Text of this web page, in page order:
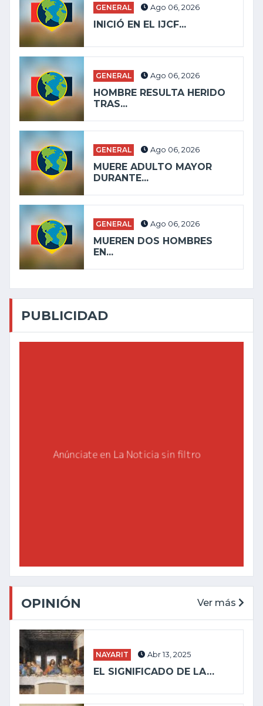
GENERAL Ago 06, 2026
INICIÓ EN EL IJCF...
GENERAL Ago 06, 2026
HOMBRE RESULTA HERIDO
TRAS...
GENERAL Ago 06, 2026
MUERE ADULTO MAYOR
DURANTE...
GENERAL Ago 06, 2026
MUEREN DOS HOMBRES
EN...
PUBLICIDAD
OPINIÓN Ver más
NAYARIT Abr 13, 2025
EL SIGNIFICADO DE LA…